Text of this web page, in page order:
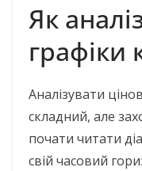
Як
графіки
Аналізувати
складний, але
почати читати
свій часовий